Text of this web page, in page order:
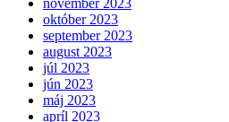
november 2023
október 2023
september 2023
august 2023
júl 2023
jún 2023
máj 2023
apríl 2023